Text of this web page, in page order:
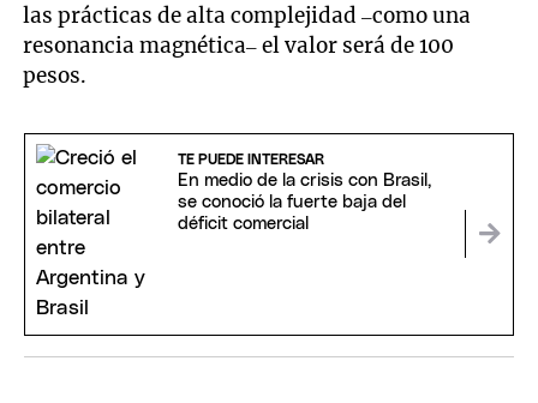
las prácticas de alta complejidad –como una
resonancia magnética– el valor será de 100
pesos.
TE PUEDE INTERESAR
En medio de la crisis con Brasil,
se conoció la fuerte baja del
déficit comercial